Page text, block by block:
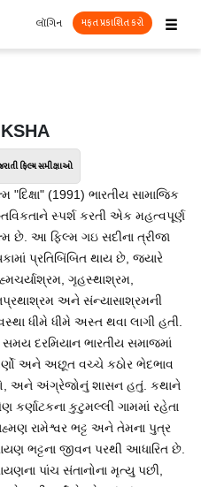
☰
લૉગિન મફત પ્રકાશિત કરો
ફિલ્મ સમીક્ષાઓ
"દિક્ષા" (1991) ભારતીય સામાજિક
સ્પર્શ કરતી એક મહત્વપૂર્ણ
છે. આ ફિલ્મ ગઇ સદીના ત્રીજા
પ્રતિબિંબિત થાય છે, જયારે
ગૃહસ્થાશ્રમ,
અને સંન્યાસાશ્રમની
ધીમે ધીમે અસ્ત થવા લાગી હતી.
દરમિયાન ભારતીય સમાજમાં
અને અછૂત વચ્ચે કઠોર ભેદભાવ
અને અંગ્રેજોનું શાસન હતું. કથાને
કર્ણાટકના કુટુમલ્લી ગામમાં રહેતા
રામેશ્વર ભટ્ટ અને તેમના પુત્ર
ભટ્ટના જીવન પરથી આધારિત છે.
પાંચ સંતાનોના મૃત્યુ પછી,